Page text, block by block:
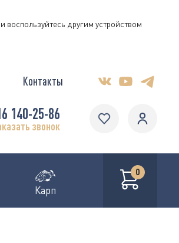
воспользуйтесь другим устройством
Контакты
140-25-86
звонок
Карп
0